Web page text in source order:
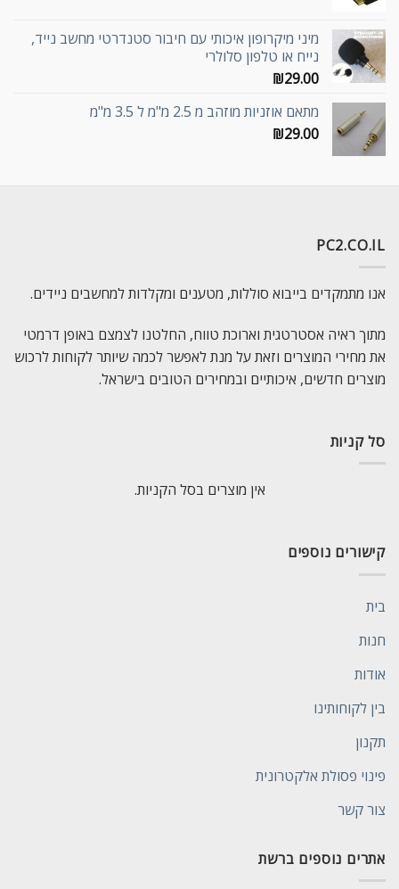
מיני מיקרופון איכותי עם חיבור סטנדרטי מחשב נייד,
נייח או טלפון סלולרי
₪29.00
מתאם אוזניות מוזהב מ 2.5 מ"מ ל 3.5 מ"מ
₪29.00
PC2.CO.IL
אנו מתמקדים בייבוא סוללות, מטענים ומקלדות למחשבים ניידים.
מתוך ראיה אסטרטגית וארוכת טווח, החלטנו לצמצם באופן דרמטי
את מחירי המוצרים וזאת על מנת לאפשר לכמה שיותר לקוחות לרכוש
מוצרים חדשים, איכותיים ובמחירים הטובים בישראל.
סל קניות
אין מוצרים בסל הקניות.
קישורים נוספים
בית
חנות
אודות
בין לקוחותינו
תקנון
פינוי פסולת אלקטרונית
צור קשר
אתרים נוספים ברשת